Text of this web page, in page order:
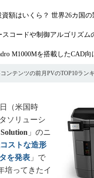
資額はいくら？ 世界26カ国
スコードや制御アルゴリズム
M1000Mを搭載したCAD
ンテンツの前月PVのTOP10ラン
（米国時
ソリューシ
」のニ
ストな造形
を発表 」で
培ってきたイ